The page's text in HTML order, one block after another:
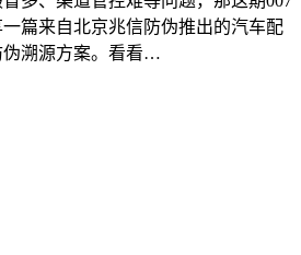
篇来自北京兆信防伪推出的汽车配
伪溯源方案。看看…